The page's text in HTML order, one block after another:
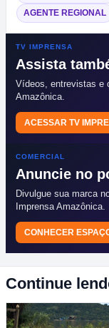
AGENTE REGIONAL
TV IMPRENSA
Assista
Vídeos, entrevistas e
Amazônica.
ACESSAR TV
COMERCIAL
Anuncie no
Divulgue sua marca
Imprensa Amazônica.
CONHECER
Continue